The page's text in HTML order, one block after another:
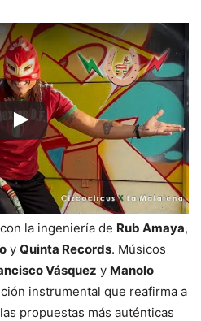
la ingeniería de Rub Amaya,
y Quinta Records. Músicos
Vásquez y Manolo
instrumental que reafirma a
propuestas más auténticas